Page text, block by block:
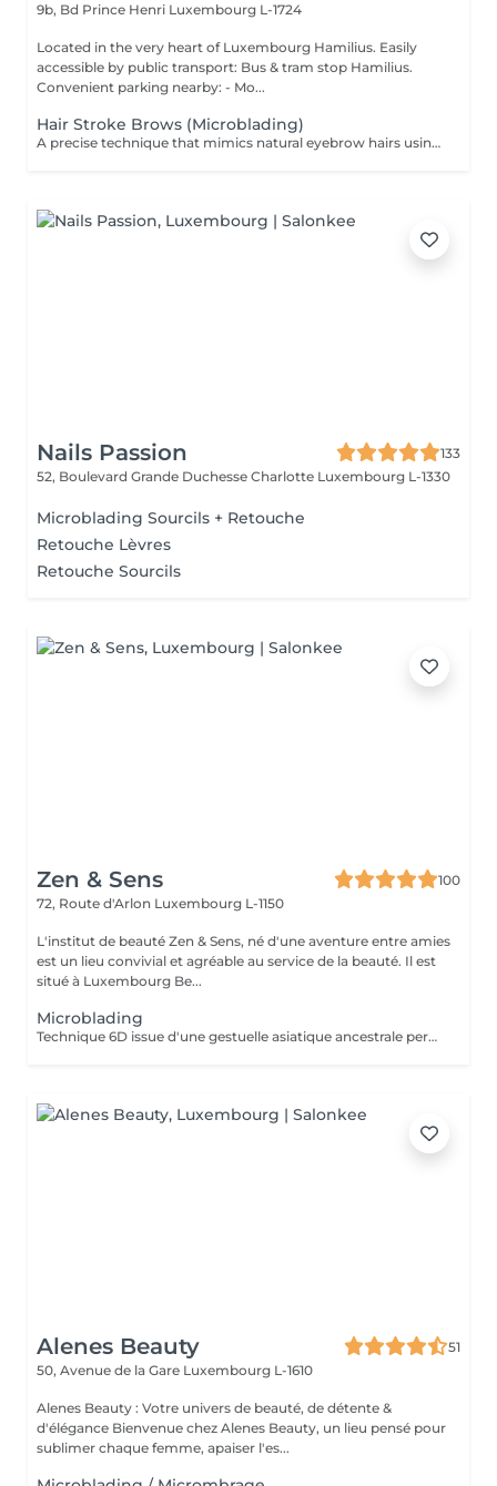
9b, Bd Prince Henri Luxembourg L-1724
Located in the very heart of Luxembourg Hamilius. Easily
accessible by public transport: Bus & tram stop Hamilius.
Convenient parking nearby: - Mo...
Hair Stroke Brows (Microblading)
A precise technique that mimics natural eyebrow hairs using fine strokes for a soft, realistic finish. Ideal for filling gaps, correcting shape, and creating natural density. DURATION & MAINTENANCE: - Results last approximately 8-18 months - A Touch-Up Session is required after 4-6 weeks - Annual refresh is recommended BENEFITS: - Natural hair-like effect - Improved density - Enhanced symmetry - Realistic finish INDICATIONS: - Gaps in brows - Thin or uneven brows - Desire for natural enhancement CONTRAINDICATIONS: - Pregnancy and breastfeeding - Active skin conditions - Open wounds - Oily skin (relative) POST-CARE: - Keep the area dry during healing - Avoid touching or scratching - Use healing products as recommended - Avoid sun and heat
Nails Passion
133
52, Boulevard Grande Duchesse Charlotte Luxembourg L-1330
Microblading Sourcils + Retouche
Retouche Lèvres
Retouche Sourcils
Zen & Sens
100
72, Route d'Arlon Luxembourg L-1150
L'institut de beauté Zen & Sens, né d'une aventure entre amies
est un lieu convivial et agréable au service de la beauté. Il est
situé à Luxembourg Be...
Microblading
Technique 6D issue d'une gestuelle asiatique ancestrale permettant de restructurer vos sourcils pour un résultat poil à poil plus vrai que nature Prenez rendez vous avec notre experte pour conseils et devis personnalisés.
Alenes Beauty
51
50, Avenue de la Gare Luxembourg L-1610
Alenes Beauty : Votre univers de beauté, de détente &
d'élégance Bienvenue chez Alenes Beauty, un lieu pensé pour
sublimer chaque femme, apaiser l'es...